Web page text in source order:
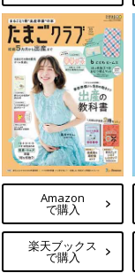
Amazon
で購入
楽天ブックス
で購入